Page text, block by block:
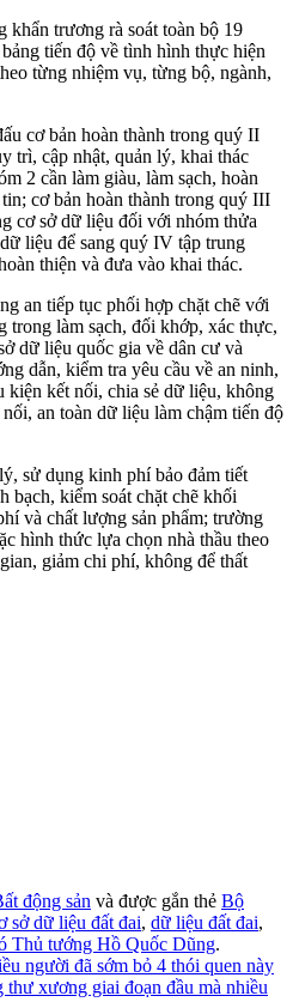
trương rà soát toàn bộ 19
tiến độ về tình hình thực hiện
từng nhiệm vụ, từng bộ, ngành,
cơ bản hoàn thành trong quý II
trì, cập nhật, quản lý, khai thác
2 cần làm giàu, làm sạch, hoàn
cơ bản hoàn thành trong quý III
cơ sở dữ liệu đối với nhóm thửa
liệu để sang quý IV tập trung
thiện và đưa vào khai thác.
an tiếp tục phối hợp chặt chẽ với
làm sạch, đối khớp, xác thực,
dữ liệu quốc gia về dân cư và
dẫn, kiểm tra yêu cầu về an ninh,
kiện kết nối, chia sẻ dữ liệu, không
an toàn dữ liệu làm chậm tiến độ
sử dụng kinh phí bảo đảm tiết
bạch, kiểm soát chặt chẽ khối
và chất lượng sản phẩm; trường
hình thức lựa chọn nhà thầu theo
giảm chi phí, không để thất
động sản và được gắn thẻ Bộ
sở dữ liệu đất đai, dữ liệu đất đai,
Thủ tướng Hồ Quốc Dũng.
người đã sớm bỏ 4 thói quen này
thư xương giai đoạn đầu mà nhiều